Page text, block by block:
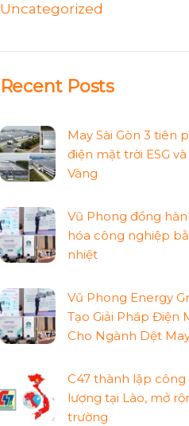
Uncategorized
Recent Posts
May Sài Gòn 3 tiên
điện mặt trời ESG và
Vàng
Vũ Phong đồng
hóa công nghiệp
nhiệt
Vũ Phong Energy
Tạo Giải Pháp Điện
Cho Ngành Dệt
C47 thành lập công
lượng tại Lào, mở
trường